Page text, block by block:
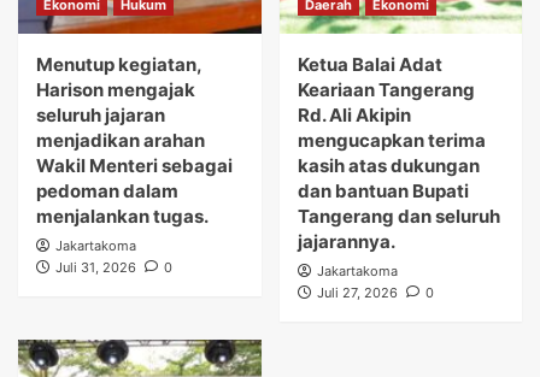
Ekonomi Hukum
Menutup kegiatan,
Harison mengajak
seluruh jajaran
menjadikan arahan
Wakil Menteri sebagai
pedoman dalam
menjalankan tugas.
Jakartakoma
Juli 31, 2026
0
Daerah Ekonomi
Ketua Balai Adat
Keariaan Tangerang
Rd. Ali Akipin
mengucapkan terima
kasih atas dukungan
dan bantuan Bupati
Tangerang dan seluruh
jajarannya.
Jakartakoma
Juli 27, 2026
0